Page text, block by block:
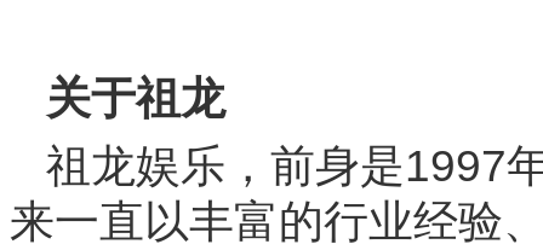
关于祖龙
祖龙娱乐，前身是1997
来一直以丰富的行业经验